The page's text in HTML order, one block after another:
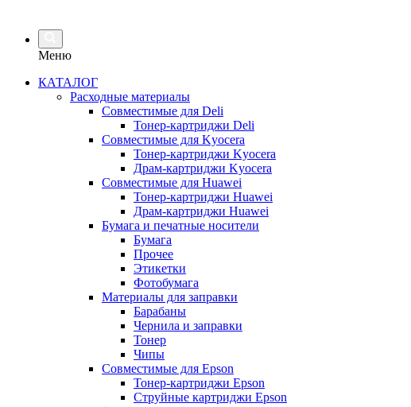
Меню
КАТАЛОГ
Расходные материалы
Совместимые для Deli
Тонер-картриджи Deli
Совместимые для Kyocera
Тонер-картриджи Kyocera
Драм-картриджи Kyocera
Совместимые для Huawei
Тонер-картриджи Huawei
Драм-картриджи Huawei
Бумага и печатные носители
Бумага
Прочее
Этикетки
Фотобумага
Материалы для заправки
Барабаны
Чернила и заправки
Тонер
Чипы
Совместимые для Epson
Тонер-картриджи Epson
Струйные картриджи Epson